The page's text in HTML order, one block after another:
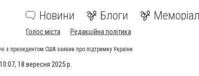
Новини Блоги
Голос міста Редакційна політика
з президентом США заявив про підтримку України
10:07, 18 вересня 2025 р.